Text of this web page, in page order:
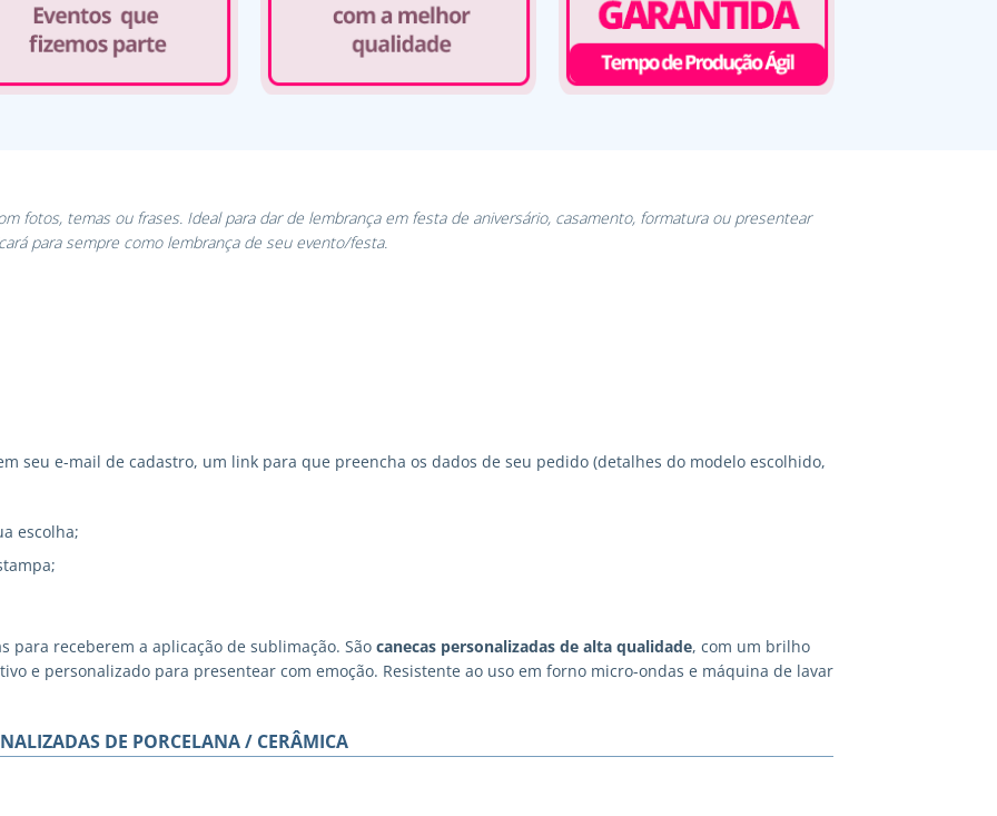
fotos, temas ou frases. Ideal para dar de lembrança em festa de aniversário, casamento, formatura ou presentear
para sempre como lembrança de seu evento/festa.
seu e-mail de cadastro, um link para que preencha os dados de seu pedido (detalhes do modelo escolhido,
escolha;
para receberem a aplicação de sublimação. São canecas personalizadas de alta qualidade, com um brilho
e personalizado para presentear com emoção. Resistente ao uso em forno micro-ondas e máquina de lavar
DE PORCELANA / CERÂMICA